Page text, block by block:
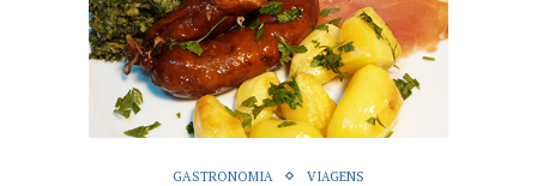
GASTRONOMIA VIAGENS